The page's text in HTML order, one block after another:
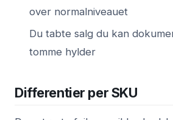
over normalniveauet
Du tabte salg du kan
tomme hylder
Differentier per SKU